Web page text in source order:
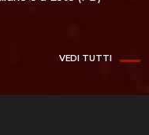
VEDI TUTTI